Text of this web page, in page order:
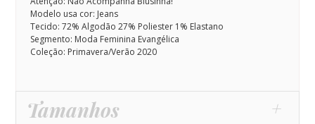
Modelo usa cor: Jeans
Tecido: 72% Algodão 27% Poliester 1% Elastano
Segmento: Moda Feminina Evangélica
Coleção: Primavera/Verão 2020
Tamanhos